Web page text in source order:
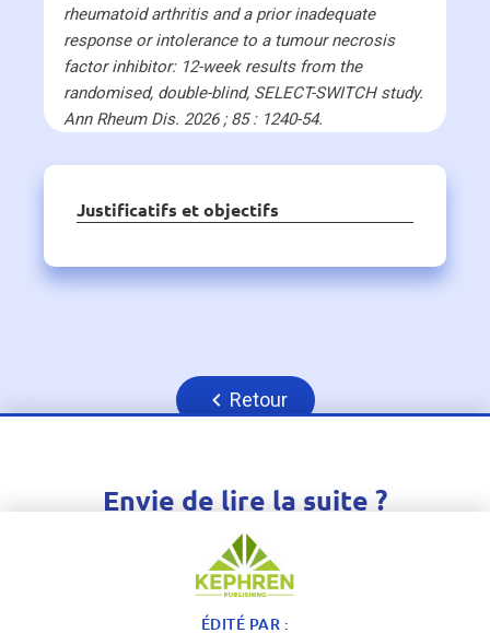
rheumatoid arthritis and a prior inadequate
response or intolerance to a tumour necrosis
factor inhibitor: 12-week results from the
randomised, double-blind, SELECT-SWITCH study.
Ann Rheum Dis. 2026 ; 85 : 1240-54.
Justificatifs et objectifs
Envie de lire la suite ?
Inscrivez-vous gratuitement ou connectez-vous
pour pouvoir accéder à l'article dans son intégralité
Retour
ÉDITÉ PAR :